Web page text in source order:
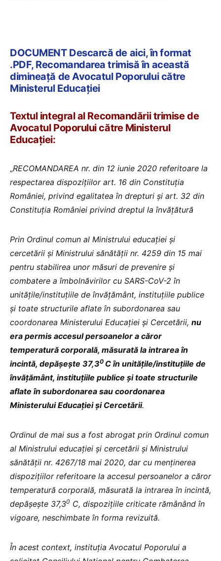
DOCUMENT Descarcă de aici, în format
.PDF, Recomandarea trimisă în această
dimineață de Avocatul Poporului către
Ministerul Educației
Textul integral al Recomandării trimise de
Avocatul Poporului către Ministerul
Educației:
„RECOMANDAREA nr. din 12 iunie 2020 referitoare la
respectarea dispozițiilor art. 16 din Constituția
României, privind egalitatea în drepturi și art. 32 din
Constituția României privind dreptul la învățătură
Prin Ordinul comun al Ministrului educației și
cercetării și Ministrului sănătății nr. 4259 din 15 mai
pentru stabilirea unor măsuri de prevenire şi
combatere a îmbolnăvirilor cu SARS-CoV-2 în
unităţile/instituţiile de învăţământ, instituţiile publice
şi toate structurile aflate în subordonarea sau
coordonarea Ministerului Educaţiei şi Cercetării, nu
era permis accesul persoanelor a căror
temperatură corporală, măsurată la intrarea în
incintă, depășește 37,30 C în unitățile/instituțiile de
învățământ, instituțiile publice și toate structurile
aflate în subordonarea sau coordonarea
Ministerului Educației și Cercetării.
Ordinul de mai sus a fost abrogat prin Ordinul comun
al Ministrului educației și cercetării și Ministrului
sănătății nr. 4267/18 mai 2020, dar cu menținerea
dispozițiilor referitoare la accesul persoanelor a căror
temperatură corporală, măsurată la intrarea în incintă,
depăşeşte 37,30 C, dispozițiile criticate rămânând în
vigoare, neschimbate în forma revizuită.
În acest context, instituția Avocatul Poporului a